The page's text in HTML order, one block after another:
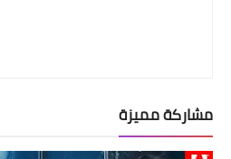
مشاركة مميزة